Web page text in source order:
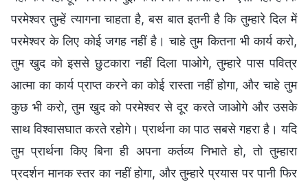
परमेश्वर तुम्हें त्यागना चाहता है, बस बात इतनी है कि तुम्हारे दिल में
परमेश्वर के लिए कोई जगह नहीं है। चाहे तुम कितना भी कार्य करो,
तुम खुद को इससे छुटकारा नहीं दिला पाओगे, तुम्हारे पास पवित्र
आत्मा का कार्य प्राप्त करने का कोई रास्ता नहीं होगा, और चाहे तुम
कुछ भी करो, तुम खुद को परमेश्वर से दूर करते जाओगे और उसके
साथ विश्वासघात करते रहोगे। प्रार्थना का पाठ सबसे गहरा है। यदि
तुम प्रार्थना किए बिना ही अपना कर्तव्य निभाते हो, तो तुम्हारा
प्रदर्शन मानक स्तर का नहीं होगा, और तुम्हारे प्रयास पर पानी फिर